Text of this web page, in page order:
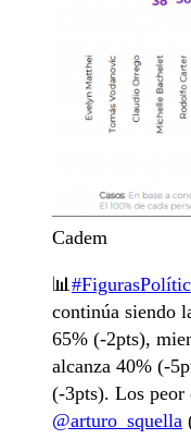
Cadem
📊
continúa siendo
65% (-2pts),
alcanza 40% (-
(-3pts). Los peor
@arturo_squella